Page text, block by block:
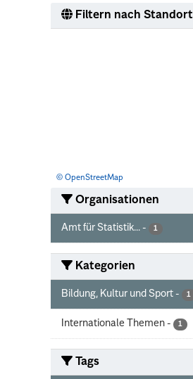
Filtern nach Standort
© OpenStreetMap
Organisationen
Amt für Statistik... - 1
Kategorien
Bildung, Kultur und Sport - 1
Internationale Themen - 1
Tags